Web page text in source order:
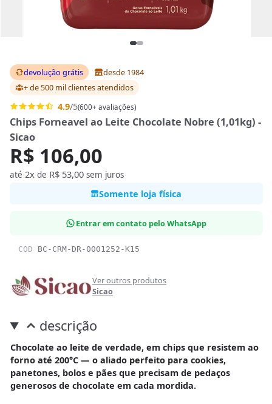
devolução grátis
desde 1984
+ de 500 mil clientesatendidos
4.9/5(600+ avaliações)
Chips Forneavel ao Leite Chocolate Nobre (1,01kg) -
Sicao
R$ 106,00
até 2x de R$ 53,00sem juros
Somente loja física
Entrar em contato pelo WhatsApp
COD BC-CRM-DR-0001252-K15
Ver outros produtos
Sicao
descrição
Chocolate ao leite de verdade, em chips que resistem ao
forno até 200°C — o aliado perfeito para cookies,
panetones, bolos e pães que precisam de pedaços
generosos de chocolate em cada mordida.